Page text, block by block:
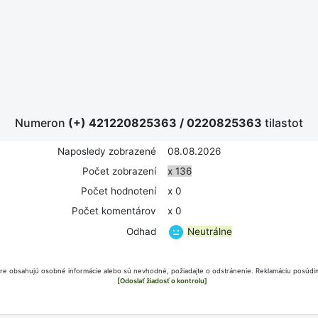
Numeron (+) 421220825363 / 0220825363 tilastot
Naposledy zobrazené
08.08.2026
Počet zobrazení
x 136
Počet hodnotení
x 0
Počet komentárov
x 0
Odhad
Neutrálne
obsahujú osobné informácie alebo sú nevhodné, požiadajte o odstránenie. Reklamáciu
[Odoslať žiadosť o kontrolu]